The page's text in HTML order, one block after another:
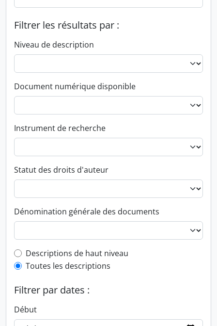
Filtrer les résultats par :
Niveau de description
Document numérique disponible
Instrument de recherche
Statut des droits d'auteur
Dénomination générale des documents
Top-level description filter
Descriptions de haut niveau
Toutes les descriptions
Filtrer par dates :
Début